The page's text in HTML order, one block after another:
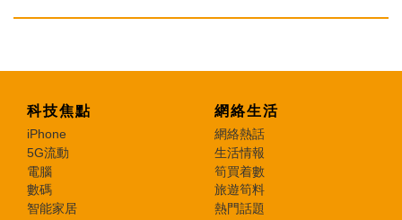
科技焦點
iPhone
5G流動
電腦
數碼
智能家居
網絡生活
網絡熱話
生活情報
筍買着數
旅遊筍料
熱門話題